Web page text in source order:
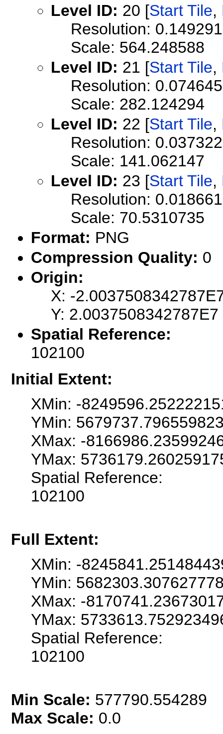
Level ID: 20 [Start Tile,
Resolution:
Scale: 564.248588
Level ID: 21 [Start Tile,
Resolution:
Scale: 282.124294
Level ID: 22 [Start Tile,
Resolution:
Scale: 141.062147
Level ID: 23 [Start Tile,
Resolution:
Scale: 70.5310735
Format: PNG
Compression Quality: 0
Origin:
X: -
Y: 2.0037508342787E7
Spatial Reference:
102100
Initial Extent:
XMin: -
YMin:
XMax: -
YMax:
Spatial Reference:
102100
Full Extent:
XMin: -
YMin:
XMax: -
YMax:
Spatial Reference:
102100
Min Scale: 577790.554289
Max Scale: 0.0